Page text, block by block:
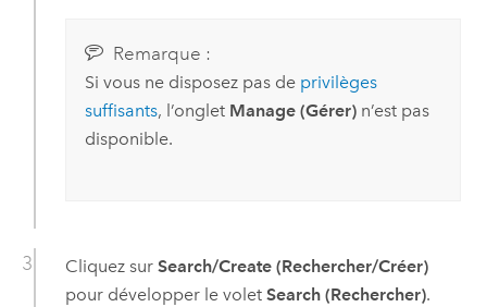
Remarque :
Si vous ne disposez pas de privilèges
suffisants, l’onglet Manage (Gérer)n’est pas
disponible.
Cliquez sur Search/Create (Rechercher/Créer)
pour développer le volet Search (Rechercher).